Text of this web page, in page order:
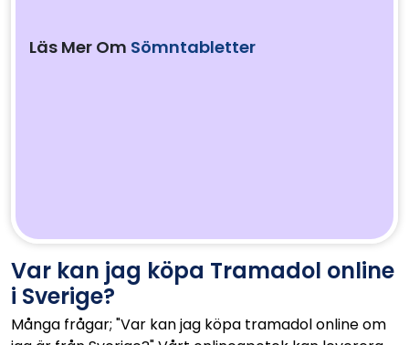
Läs Mer Om Sömntabletter
Var kan jag köpa Tramadol online
i Sverige?
Många frågar; "Var kan jag köpa tramadol online om